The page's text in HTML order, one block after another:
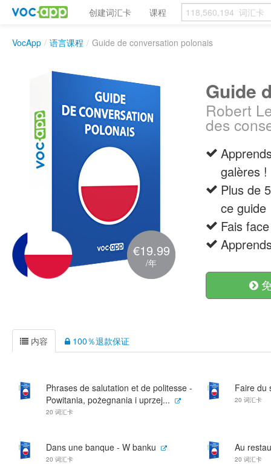
创建词汇卡 课程
VocApp / 语言课程 / Guide de conversation polonais
€19.99
/年
Guide
Robert
des
galères !
Plus de
ce guide
Fais
内容 100％退款保证
Phrases de salutation et de politesse -
Powitania, pożegnania i uprzej...
20 词汇卡
Faire du
20 词汇卡
Dans une banque - W banku
20 词汇卡
Au
20 词汇卡